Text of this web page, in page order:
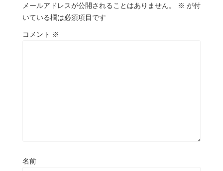
メールアドレスが公開されることはありません。 ※ が付
いている欄は必須項目です
コメント ※
名前